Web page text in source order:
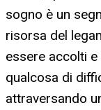
sogno è un
risorsa del
essere accolti
qualcosa di
attraversando